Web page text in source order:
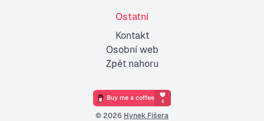
Ostatní
Kontakt
Osobní web
Zpět nahoru
© 2026 Hynek Fišera